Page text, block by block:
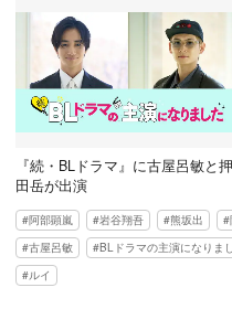
『続・BLドラマ』に古屋呂敏と押
田岳が出演
阿部顕嵐 岩谷翔吾 熊坂出
古屋呂敏
BLドラマの主演になりま
ルイ